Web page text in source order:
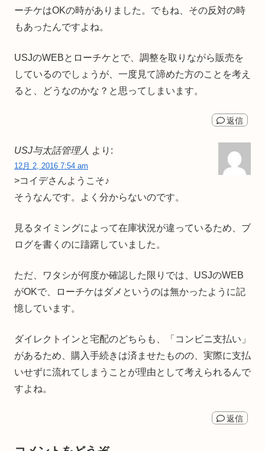
ーチケはOKの時がありました。でもね、その反対の時
もあったんですよね。
USJのWEBとローチケとで、調整を取りながら販売を
しているのでしょうが、一度見て諦めた方のことを考え
ると、どうなのかな？と思ってしまいます。
返信
USJ与太話管理人 より:
12月 2, 2016 7:54 am
>コイデさんようこそ♪
そうなんです。よく分からないのです。
見るタイミングによって在庫状況が違っているため、ブ
ログを書くのに躊躇していました。
ただ、ワタシが何度か確認した限りでは、USJのWEB
がOKで、ローチケはダメというのは無かったように記
憶しています。
ダイレクトインと宅配のどちらも、「コンビニ支払い」
があるため、購入手続きは済ませたものの、実際に支払
いせずに流れてしまうことが理由として考えられるんで
すよね。
返信